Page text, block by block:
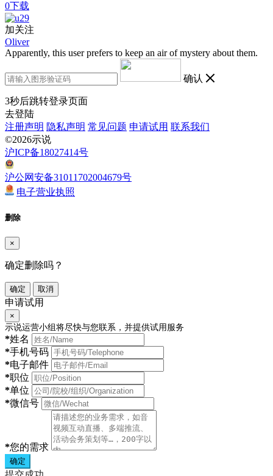
0下载
加关注
Oliver
Apparently, this user prefers to keep an air of mystery about them.
确认
3秒后跳转登录页面
去登陆
注册声明 隐私声明 常见问题 申请试用 联系我们
©2026示说
沪ICP备18027414号
沪公网安备31011702004679号
电子营业执照
删除
×
确定删除吗？
确定 取消
申请试用
×
示说运营小组将尽快与您联系，并提供试用服务
*姓名
*手机号码
*电子邮件
*职位
*单位
*微信号
*您的需求
确定